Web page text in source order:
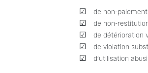
de non-
de non-
de détérioration
de violation
d’utilisation